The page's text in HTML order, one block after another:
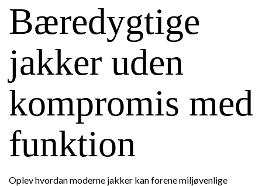
Bæredygtige
jakker uden
kompromis med
funktion
Oplev hvordan moderne jakker kan forene miljøvenlige